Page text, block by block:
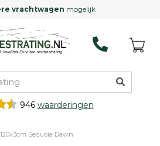
vrachtwagen mogelijk
946 waarderingen
Sequoia Dawn